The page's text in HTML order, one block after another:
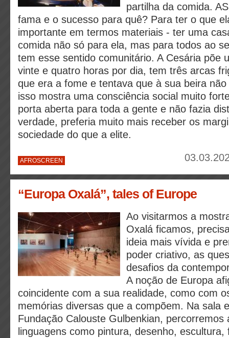
partilha da comida.
fama e o sucesso para quê? Para ter o que
importante em termos materiais - ter uma
comida não só para ela, mas para todos ao
tem esse sentido comunitário. A Cesária põe
vinte e quatro horas por dia, tem três arcas
que era a fome e tentava que à sua beira
isso mostra uma consciência social muito
porta aberta para toda a gente e não fazia
verdade, preferia muito mais receber os
sociedade do que a elite.
AFROSCREEN
“Europa Oxalá”, tales of Europe
Ao visitarmos a
Oxalá ficamos,
ideia mais vívida e
poder criativo, as
desafios da
A noção de Europa
coincidente com a sua realidade, como com
memórias diversas que a compõem. Na sala
Fundação Calouste Gulbenkian, percorremos
linguagens como pintura, desenho,